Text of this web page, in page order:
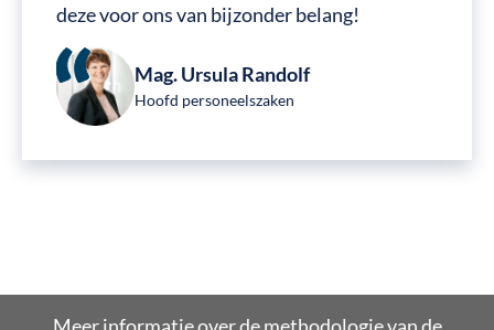
deze voor ons van bijzonder belang!
Mag. Ursula Randolf
Hoofd personeelszaken